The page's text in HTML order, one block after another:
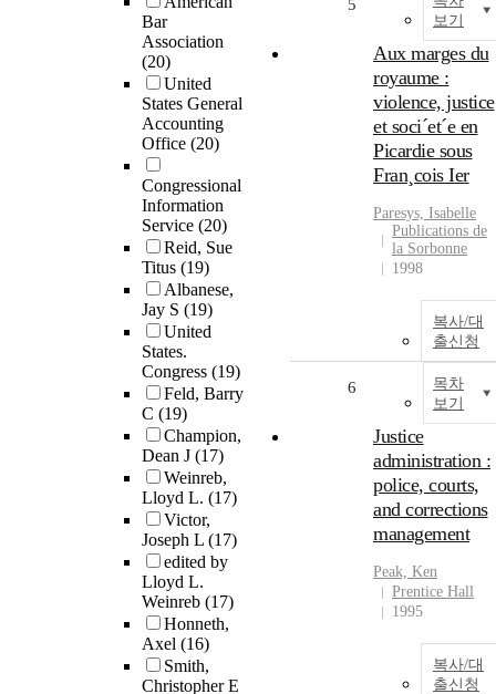
Bar
Association
(20)
United
States General
Accounting
Office (20)
Congressional
Information
Service (20)
Reid, Sue
Titus (19)
Albanese,
Jay S (19)
United
States.
Congress (19)
Feld, Barry
C (19)
Champion,
Dean J (17)
Weinreb,
Lloyd L. (17)
Victor,
Joseph L (17)
edited by
Lloyd L.
Weinreb (17)
Honneth,
Axel (16)
Smith,
Christopher E
보기
5
Aux marges du
royaume :
violence, justice
et soci´et´e en
Picardie sous
Fran¸cois Ier
Paresys, Isabelle
Publications de
la Sorbonne
1998
복사/대
출신청
목차
보기
6
Justice
administration :
police, courts,
and corrections
management
Peak, Ken
Prentice Hall
1995
복사/대
출신청